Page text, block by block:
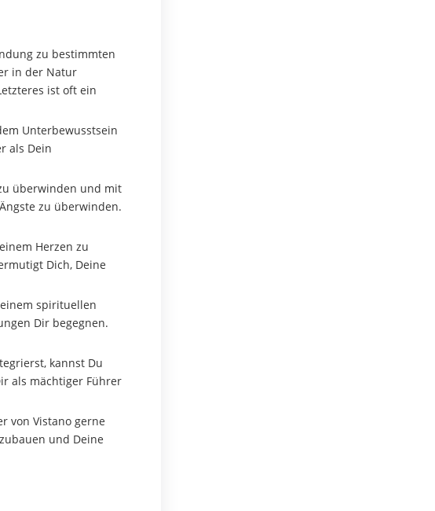
zu bestimmten
in der Natur
ist oft ein
Unterbewusstsein
als Dein
überwinden und mit
zu überwinden.
Herzen zu
Dich, Deine
spirituellen
Dir begegnen.
kannst Du
als mächtiger Führer
von Vistano gerne
und Deine